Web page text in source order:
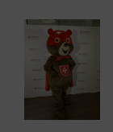
ist die Erste
jeder.
Mini-Helden
dazu beiträgt,